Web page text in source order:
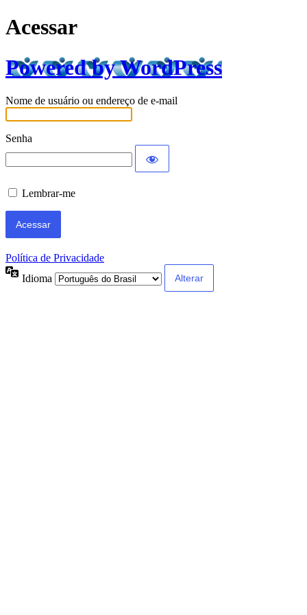
Acessar
Powered by WordPress
Nome de usuário ou endereço de e-mail
Senha
Lembrar-me
Política de Privacidade
Idioma